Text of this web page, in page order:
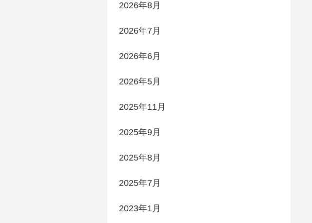
2026年8月
2026年7月
2026年6月
2026年5月
2025年11月
2025年9月
2025年8月
2025年7月
2023年1月